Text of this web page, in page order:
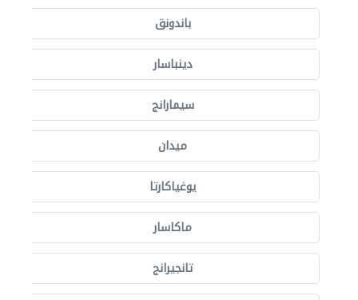
باندونق
دينباسار
سيمارانج
ميدان
يوغياكارتا
ماكاسار
تانجيرانج